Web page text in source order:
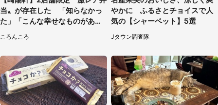
当〟が存在した 「知らなかっ
た」「こんな幸せなものがあっ
ころんころ
やかに ふるさとチョイスで人
気の【シャーベット】5選
Jタウン調査隊